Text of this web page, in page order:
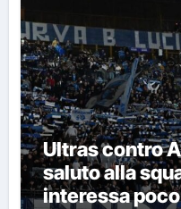
Ultras contro
saluto alla
interessa